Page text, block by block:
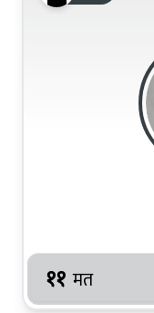
११ मत